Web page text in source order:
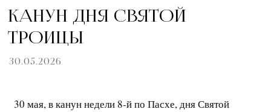
КАНУН ДНЯ СВЯТОЙ
ТРОИЦЫ
30.05.2026
30 мая, в канун недели 8-й по Пасхе, дня Святой